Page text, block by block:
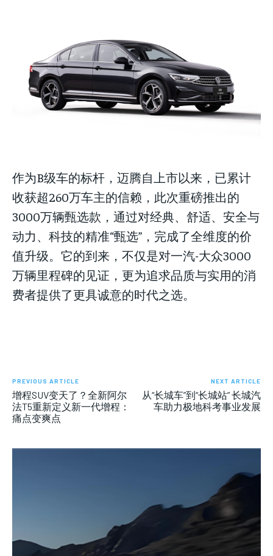
作为B级车的标杆，迈腾自上市以来，已累计
收获超260万车主的信赖，此次重磅推出的
3000万辆甄选款，通过对经典、舒适、安全与
动力、科技的精准“甄选”，完成了全维度的价
值升级。它的到来，不仅是对一汽-大众3000
万辆里程碑的见证，更为追求品质与实用的消
费者提供了更具诚意的时代之选。
PREVIOUS ARTICLE
增程SUV变天了？全新阿尔
法T5重新定义新一代增程：
痛点变爽点
NEXT ARTICLE
从“长城车”到“长城站” 长城汽
车助力极地科考事业发展